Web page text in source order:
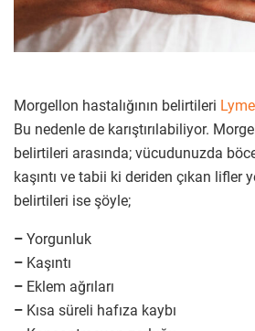
Morgellon hastalığının belirtileri
Bu nedenle de karıştırılabiliyor.
belirtileri arasında; vücudunuzda
kaşıntı ve tabii ki deriden çıkan lifler
belirtileri ise şöyle;
– Yorgunluk
– Kaşıntı
– Eklem ağrıları
– Kısa süreli hafıza kaybı